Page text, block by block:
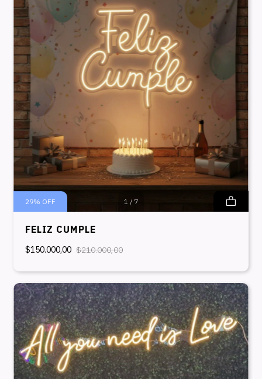
1 / 7
29% OFF
FELIZ CUMPLE
$150.000,00 $210.000,00